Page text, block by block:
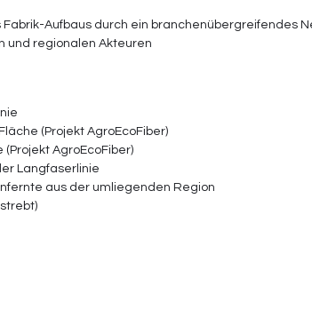
Aufbaus durch ein branchenübergreifendes
und regionalen Akteuren
(Projekt AgroEcoFiber)
AgroEcoFiber)
Langfaserlinie
aus der umliegenden Region